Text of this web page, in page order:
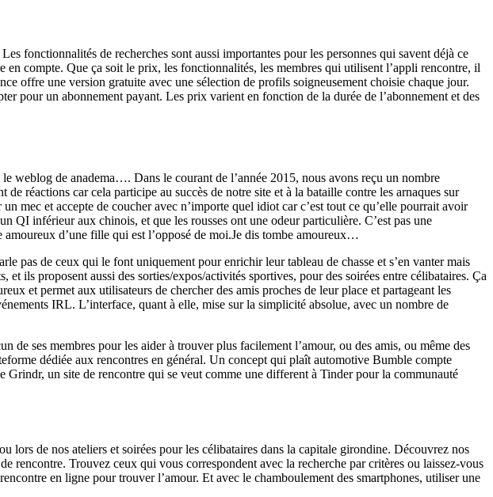
fonctionnalités de recherches sont aussi importantes pour les personnes qui savent déjà ce
compte. Que ça soit le prix, les fonctionnalités, les membres qui utilisent l’appli rencontre, il
offre une version gratuite avec une sélection de profils soigneusement choisie chaque jour.
pour un abonnement payant. Les prix varient en fonction de la durée de l’abonnement et des
weblog de anadema…. Dans le courant de l’année 2015, nous avons reçu un nombre
réactions car cela participe au succès de notre site et à la bataille contre les arnaques sur
mec et accepte de coucher avec n’importe quel idiot car c’est tout ce qu’elle pourrait avoir
QI inférieur aux chinois, et que les rousses ont une odeur particulière. C’est pas une
d’une fille qui est l’opposé de moi.Je dis tombe amoureux…
pas de ceux qui le font uniquement pour enrichir leur tableau de chasse et s’en vanter mais
ils proposent aussi des sorties/expos/activités sportives, pour des soirées entre célibataires. Ça
et permet aux utilisateurs de chercher des amis proches de leur place et partageant les
IRL. L’interface, quant à elle, mise sur la simplicité absolue, avec un nombre de
ses membres pour les aider à trouver plus facilement l’amour, ou des amis, ou même des
dédiée aux rencontres en général. Un concept qui plaît automotive Bumble compte
un site de rencontre qui se veut comme une different à Tinder pour la communauté
lors de nos ateliers et soirées pour les célibataires dans la capitale girondine. Découvrez nos
rencontre. Trouvez ceux qui vous correspondent avec la recherche par critères ou laissez-vous
en ligne pour trouver l’amour. Et avec le chamboulement des smartphones, utiliser une